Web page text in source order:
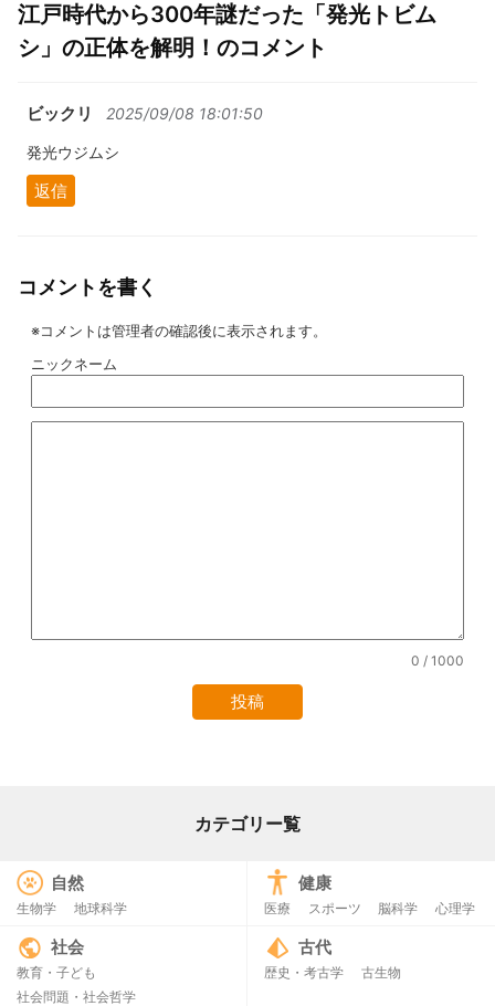
江戸時代から300年謎だった「発光トビム
シ」の正体を解明！のコメント
ビックリ 2025/09/08 18:01:50
発光ウジムシ
返信
コメントを書く
※コメントは管理者の確認後に表示されます。
ニックネーム
0 / 1000
カテゴリー覧
自然
生物学 地球科学
健康
医療 スポーツ 脳科学 心理学
社会
教育・子ども
社会問題・社会哲学
古代
歴史・考古学 古生物